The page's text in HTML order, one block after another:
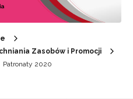
Zasobów i Promocji
Patronaty 2020